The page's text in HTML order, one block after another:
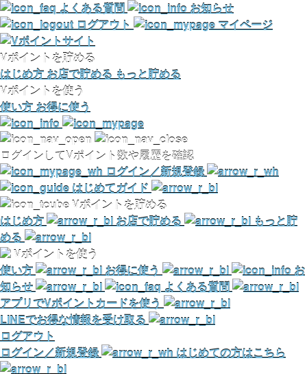
よくある質問
お知らせ
ログアウト
マイページ
Vポイントを貯める
はじめ方 お店で貯める もっと貯める
Vポイントを使う
使い方 お得に使う
ログインしてVポイント数や履歴を確認
ログイン／新規登録
はじめてガイド
Vポイントを貯める
はじめ方
お店で貯める
もっと貯
める
Vポイントを使う
使い方
お得に使う
お
知らせ
よくある質問
アプリでVポイントカードを使う
LINEでお得な情報を受け取る
ログアウト
ログイン／新規登録
はじめての方はこちら